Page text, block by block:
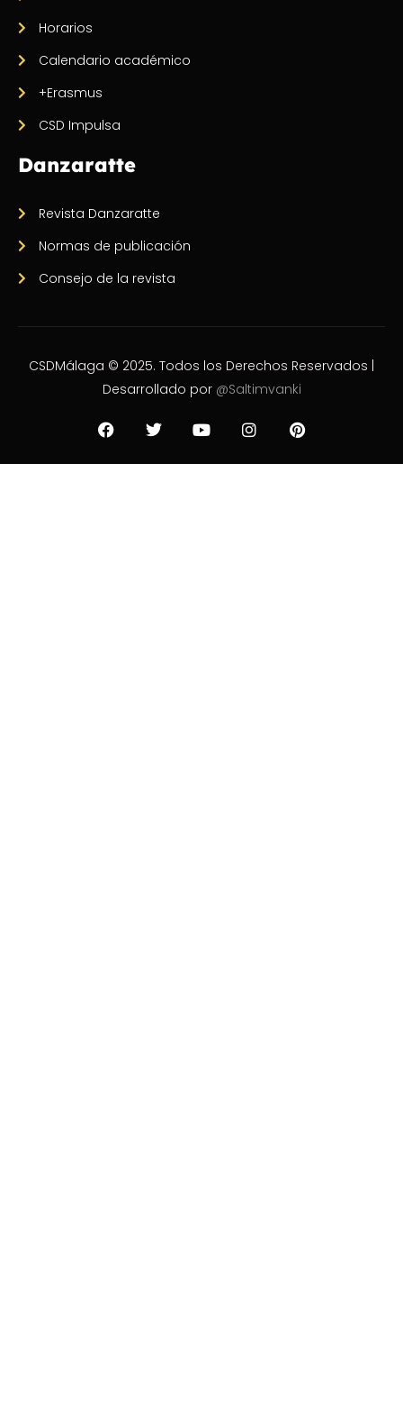
Horarios
Calendario académico
+Erasmus
CSD Impulsa
Danzaratte
Revista Danzaratte
Normas de publicación
Consejo de la revista
CSDMálaga © 2025. Todos los Derechos Reservados |
Desarrollado por @Saltimvanki